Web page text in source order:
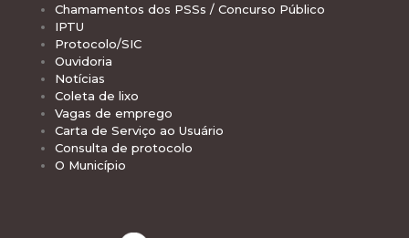
Chamamentos dos PSSs / Concurso Público
IPTU
Protocolo/SIC
Ouvidoria
Notícias
Coleta de lixo
Vagas de emprego
Carta de Serviço ao Usuário
Consulta de protocolo
O Município